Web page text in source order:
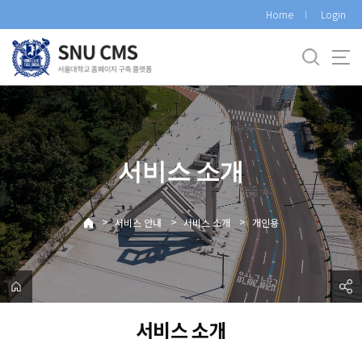
로
메
뉴
Home Login
서비스 소개
> 서비스 안내 > 서비스 소개 > 개인용
서비스 소개